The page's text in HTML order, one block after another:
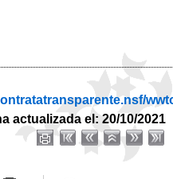
actualizada el: 20/10/2021